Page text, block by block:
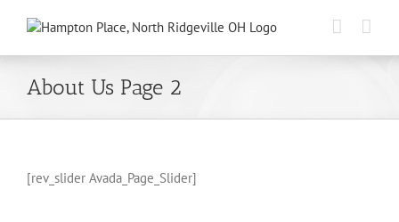
About Us Page 2
[rev_slider Avada_Page_Slider]